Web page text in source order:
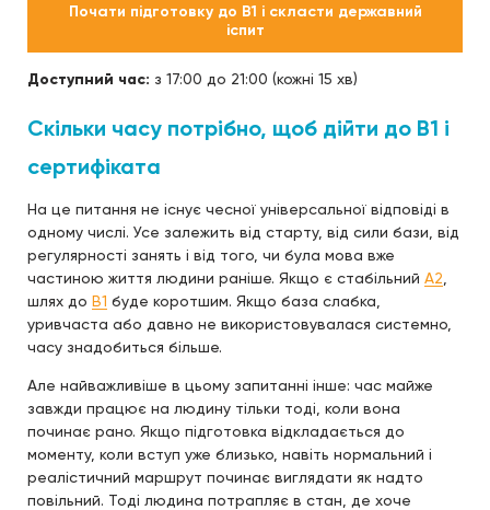
Почати підготовку до B1 і скласти державний
іспит
Доступний час: з 17:00 до 21:00 (кожні 15 хв)
Скільки часу потрібно, щоб дійти до B1 і
сертифіката
На це питання не існує чесної універсальної відповіді в
одному числі. Усе залежить від старту, від сили бази, від
регулярності занять і від того, чи була мова вже
частиною життя людини раніше. Якщо є стабільний A2
шлях до B1 буде коротшим. Якщо база слабка,
уривчаста або давно не використовувалася системно,
часу знадобиться більше.
Але найважливіше в цьому запитанні інше: час майже
завжди працює на людину тільки тоді, коли вона
починає рано. Якщо підготовка відкладається до
моменту, коли вступ уже близько, навіть нормальний і
реалістичний маршрут починає виглядати як надто
повільний. Тоді людина потрапляє в стан, де хоче